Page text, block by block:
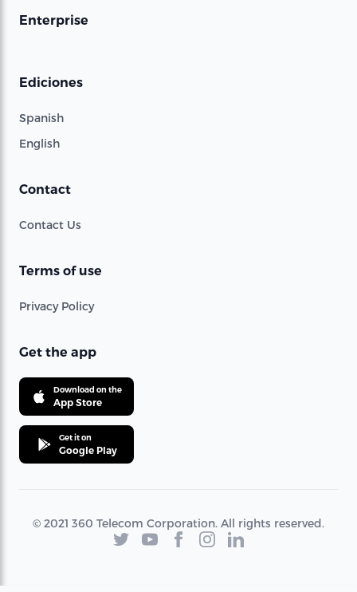
Enterprise
Ediciones
Spanish
English
Contact
Contact Us
Terms of use
Privacy Policy
Get the app
Download on the
App Store
Get it on
Google Play
© 2021 360 Telecom Corporation. All rights reserved.